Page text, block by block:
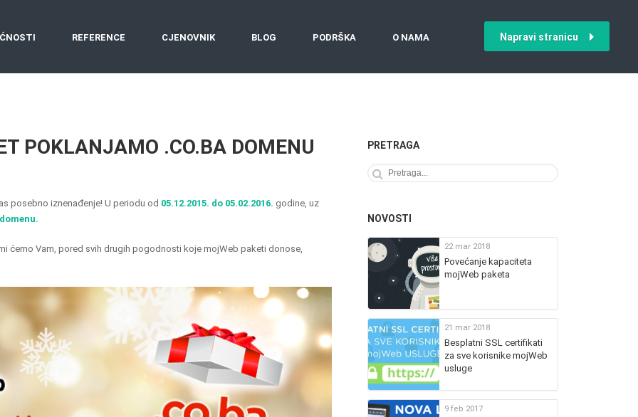
REFERENCE CJENOVNIK BLOG PODRŠKA O NAMA Napravi stranicu
POKLANJAMO .CO.BA DOMENU
posebno iznenađenje! U periodu od 05.12.2015. do 05.02.2016. godine, uz
ćemo Vam, pored svih drugih pogodnosti koje mojWeb paketi donose,
PRETRAGA
NOVOSTI
22 mar 2018
Povećanje kapaciteta
mojWeb paketa
21 mar 2018
Besplatni SSL certifikati
za sve korisnike mojWeb
usluge
9 feb 2017